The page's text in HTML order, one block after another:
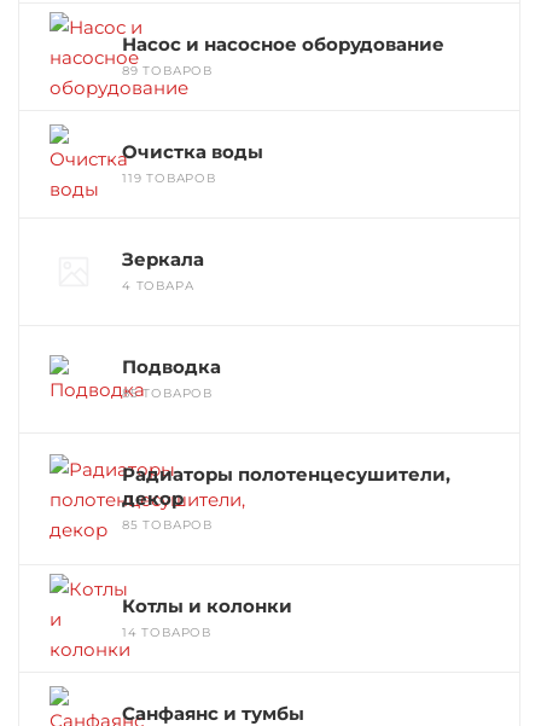
Насос и насосное оборудование
89 ТОВАРОВ
Очистка воды
119 ТОВАРОВ
Зеркала
4 ТОВАРА
Подводка
85 ТОВАРОВ
Радиаторы полотенцесушители,
декор
85 ТОВАРОВ
Котлы и колонки
14 ТОВАРОВ
Санфаянс и тумбы